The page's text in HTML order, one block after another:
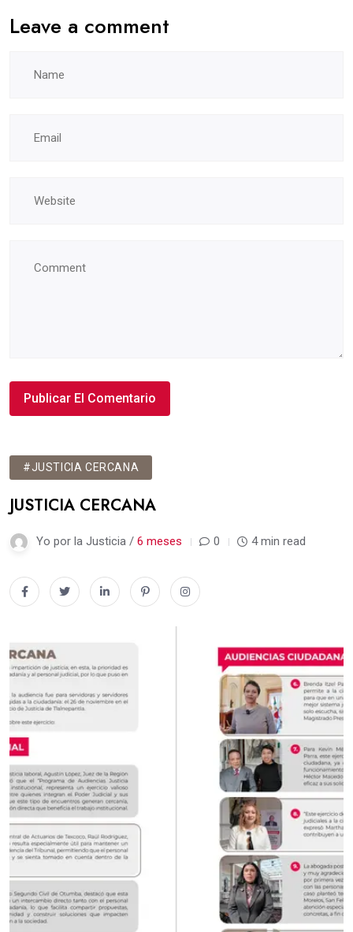
Leave a comment
#JUSTICIA CERCANA
JUSTICIA CERCANA
Yo por la Justicia / 6 meses 0 4 min read